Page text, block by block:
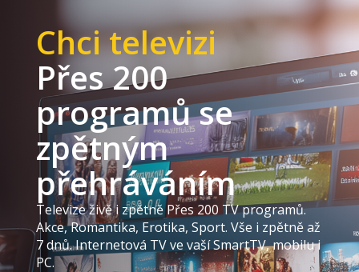
Chci televizi
Přes 200
programů se
zpětným
přehráváním
Televize živě i zpětně Přes 200 TV programů.
Akce, Romantika, Erotika, Sport. Vše i zpětně až
7 dnů. Internetová TV ve vaší SmartTV, mobilu i
PC.